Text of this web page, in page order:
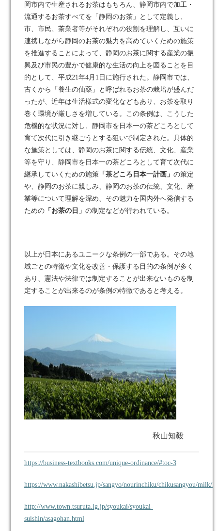
岡市内で生産されるお茶はもちろん、静岡市内で加工・
流通するお茶すべてを「静岡のお茶」として定義し、
市、市民、茶業者等がそれぞれの役割を理解し、互いに
連携しながら静岡のお茶の魅力を高めていくための施策
を推進することによって、静岡のお茶に関する産業の振
興及び市民の豊かで健康的な生活の向上を図ることを目
的として、平成21年4月1日に施行された。静岡市では、
古くから「養生の仙薬」と呼ばれるお茶の栽培が盛んだ
ったが、近年は生活様式の変化などもあり、お茶を取り
巻く環境が厳しさを増している。この条例は、こうした
危機的な状況に対し、静岡市を日本一の茶どころとして
育て次代に引き継ごうとする狙いで制定された。具体的
な施策としては、静岡のお茶に関する伝統、文化、産業
等を守り、静岡市を日本一の茶どころとして育て次代に
継承していくための施策 「茶どころ日本一計画」 の策定
や、静岡のお茶に親しみ、静岡のお茶の伝統、文化、産
業等について理解を深め、その魅力を国内外へ発信する
ための 「お茶の日」 の制定などが行われている。
以上が日本にあるユニークな条例の一部である。その地
域ごとの特徴や文化を改善・保護する目的の条例が多く
あり、憲法や法律では制定することが出来ないものを制
定することが出来るのが条例の特徴であると考える。
秋山知毅
https://business-textbooks.com/unique-ordinance/#toc-3
https://www.nakashibetsu.jp/sangyo/nourinchiku/chikusangyou/milk/
http://www.town.tsuruta.lg.jp/syoukai/syoukai-
suishin/asagohan.html